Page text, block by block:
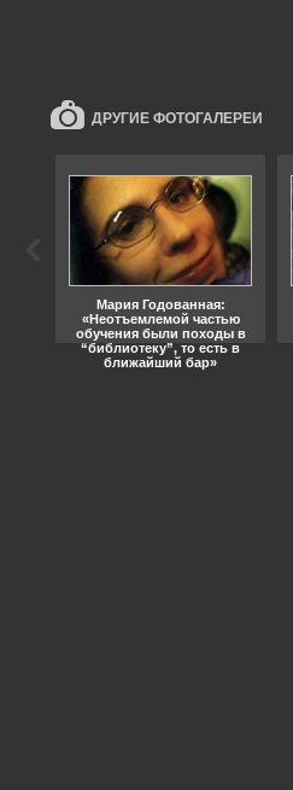
ДРУГИЕ ФОТОГАЛЕРЕИ
Мария Годованная:
«Неотъемлемой частью
обучения были походы в
“библиотеку”, то есть в
ближайший бар»